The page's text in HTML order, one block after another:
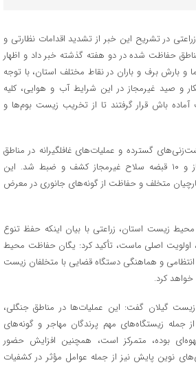
در تشریح این خبر از تشدید اقدامات نظارتی و
حفاظت شده در دو هفته گذشته خبر داد و اظهار
برف و باران در نقاط مختلف استان، با توجه
و صید غیرمجاز در این شرایط آب و هوایی، کلیه
باش قرار گرفتند تا از تخریب زیست بوم‌ها و
گسترده و عملیات‌های غافلگیرانه در مناطق
حساس، ۵۸ قبضه سلاح مجاز و ۱۰ قبضه سلاح غیرمجاز کشف و ضبط شد. این
متخلف و حفاظت از گونه‌های جانوری در معرض
زیست استان، زراعتی با بیان اینکه حفظ تنوع
اولویت اصلی ماست، تأکید کرد: یگان حفاظت محیط
و هماهنگی دستگاه قضایی با متخلفان زیست
کرد.
گیلان گفت: این عملیات‌ها در مناطق جنگلی،
جمله زیستگاه‌های مهم پرندگان مهاجر و گونه‌های
بوده، متمرکز است، همچنین افزایش حضور
نوین پایش نیز از جمله عوامل مؤثر در کشفیات